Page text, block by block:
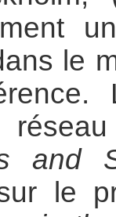
le
and
le